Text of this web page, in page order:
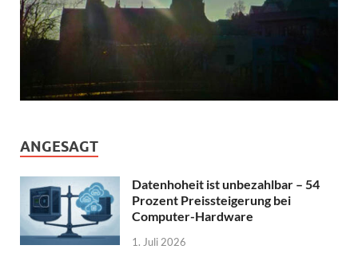
ANGESAGT
Datenhoheit ist unbezahlbar – 54
Prozent Preissteigerung bei
Computer-Hardware
1. Juli 2026